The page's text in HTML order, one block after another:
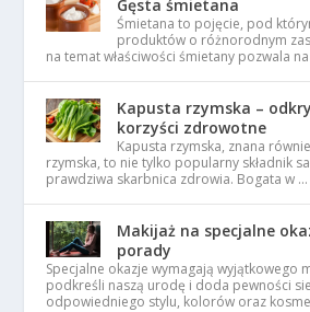
Gęsta śmietana
Śmietana to pojęcie, pod
produktów o różnorodnym
na temat właściwości śmietany pozwala
Kapusta rzymska –
korzyści zdrowotne
Kapusta rzymska, znana
rzymska, to nie tylko popularny składnik
prawdziwa skarbnica zdrowia. Bogata w …
Makijaż na specjalne
porady
Specjalne okazje wymagają wyjątkowego
podkreśli naszą urodę i doda pewności
odpowiedniego stylu, kolorów oraz